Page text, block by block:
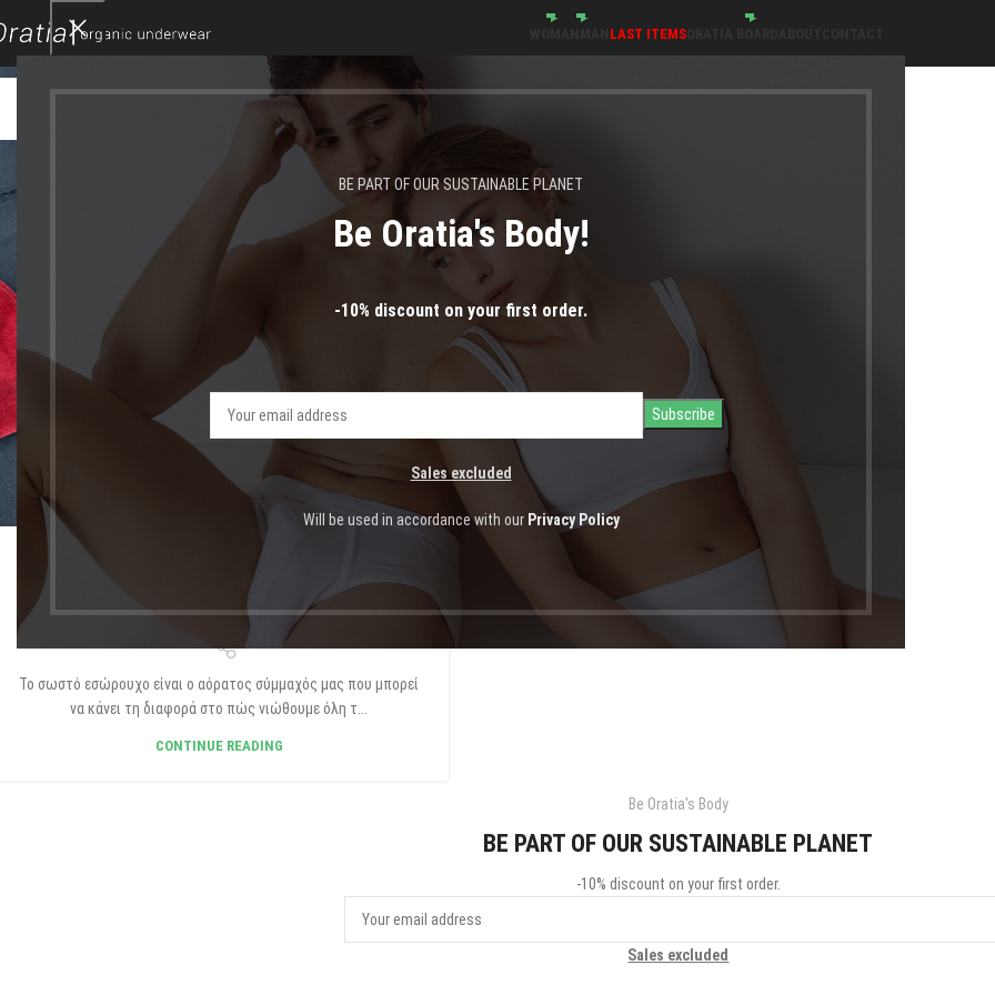
BE PART OF OUR SUSTAINABLE PLANET
Be Oratia's Body!
-10% discount on your first order.
Sales excluded
Will be used in accordance with our Privacy Policy
LAST ITEMS
BLOG GR
Πώς να επιλέξω το κατάλληλο
εσώρουχο για κάθε περίσταση
Το σωστό εσώρουχο είναι ο αόρατος σύμμαχός μας που μπορεί
να κάνει τη διαφορά στο πώς νιώθουμε όλη τ...
CONTINUE READING
Be Oratia's Body
BE PART OF OUR SUSTAINABLE PLANET
-10% discount on your first order.
Sales excluded